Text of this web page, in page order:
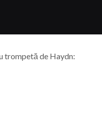
trompetă de Haydn: